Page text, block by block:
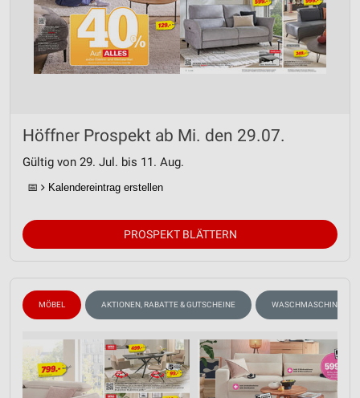
Höffner Prospekt ab Mi. den 29.07.
Gültig von 29. Jul. bis 11. Aug.
📅 Kalendereintrag erstellen
PROSPEKT BLÄTTERN
MÖBEL AKTIONEN, RABATTE & GUTSCHEINE WASCHMASCHINEN,